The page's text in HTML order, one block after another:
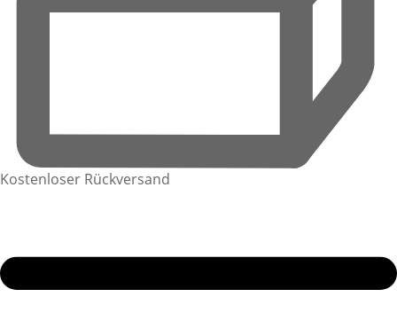
Kostenloser Rückversand